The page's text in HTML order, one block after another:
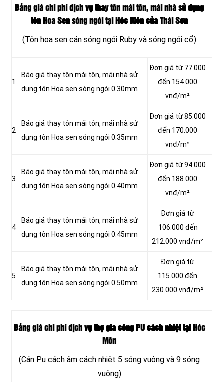
Bảng giá chi phí dịch vụ thay tôn mái tôn, mái nhà sử dụng
tôn Hoa Sen sóng ngói tại Hóc Môn của Thái Sơn
(Tôn hoa sen cán sóng ngói Ruby và sóng ngói cổ)
1
Báo giá thay tôn mái tôn, mái nhà sử
dụng tôn Hoa sen sóng ngói 0.30mm
Đơn giá từ 77.000
đến 154.000
vnđ/m²
2
Báo giá thay tôn mái tôn, mái nhà sử
dụng tôn Hoa sen sóng ngói 0.35mm
Đơn giá từ 85.000
đến 170.000
vnđ/m²
3
Báo giá thay tôn mái tôn, mái nhà sử
dụng tôn Hoa sen sóng ngói 0.40mm
Đơn giá từ 94.000
đến 188.000
vnđ/m²
4
Báo giá thay tôn mái tôn, mái nhà sử
dụng tôn Hoa sen sóng ngói 0.45mm
Đơn giá từ
106.000 đến
212.000 vnđ/m²
5
Báo giá thay tôn mái tôn, mái nhà sử
dụng tôn Hoa sen sóng ngói 0.50mm
Đơn giá từ
115.000 đến
230.000 vnđ/m²
Bảng giá chi phí dịch vụ thợ gia công PU cách nhiệt tại Hóc
Môn
(Cán Pu cách âm cách nhiệt 5 sóng vuông và 9 sóng
vuông)